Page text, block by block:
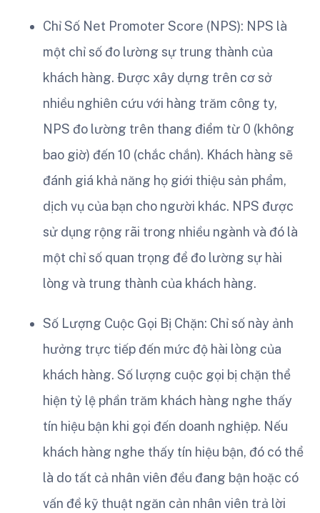
Chỉ Số Net Promoter Score (NPS): NPS là
một chỉ số đo lường sự trung thành của
khách hàng. Được xây dựng trên cơ sở
nhiều nghiên cứu với hàng trăm công ty,
NPS đo lường trên thang điểm từ 0 (không
bao giờ) đến 10 (chắc chắn). Khách hàng sẽ
đánh giá khả năng họ giới thiệu sản phẩm,
dịch vụ của bạn cho người khác. NPS được
sử dụng rộng rãi trong nhiều ngành và đó là
một chỉ số quan trọng để đo lường sự hài
lòng và trung thành của khách hàng.
Số Lượng Cuộc Gọi Bị Chặn: Chỉ số này ảnh
hưởng trực tiếp đến mức độ hài lòng của
khách hàng. Số lượng cuộc gọi bị chặn thể
hiện tỷ lệ phần trăm khách hàng nghe thấy
tín hiệu bận khi gọi đến doanh nghiệp. Nếu
khách hàng nghe thấy tín hiệu bận, đó có thể
là do tất cả nhân viên đều đang bận hoặc có
vấn đề kỹ thuật ngăn cản nhân viên trả lời